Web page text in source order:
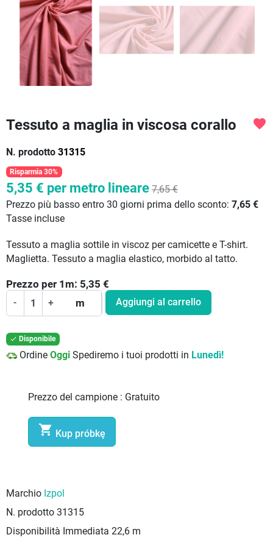
Tessuto a maglia in viscosa corallo
N. prodotto 31315
favorite
Risparmia 30%
5,35 € per metro lineare 7,65 €
Prezzo più basso entro 30 giorni prima dello sconto: 7,65 €
Tasse incluse
Tessuto a maglia sottile in viscoz per camicette e T-shirt.
Maglietta. Tessuto a maglia elastico, morbido al tatto.
Prezzo per 1 m: 5,35 €
- + m Aggiungi al carrello
 Disponibile
Ordine Oggi Spediremo i tuoi prodotti in Lunedì!
Prezzo del campione : Gratuito
 Kup próbkę
Marchio Izpol
N. prodotto 31315
Disponibilità Immediata 22,6 m